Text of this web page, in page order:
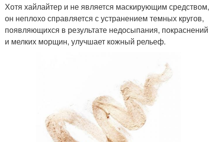
Хотя хайлайтер и не является маскирующим средством,
он неплохо справляется с устранением темных кругов,
появляющихся в результате недосыпания, покраснений
и мелких морщин, улучшает кожный рельеф.